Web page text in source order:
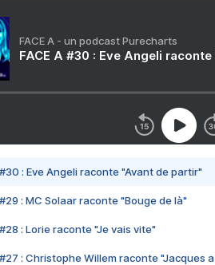
FACE A - un podcast Purecharts
FACE A #30 : Eve Angeli
#30 : Eve Angeli raconte "Avant de partir"
#29 : MC Solaar raconte "Bouge de là"
#28 : Lorie raconte "Je vais vite"
#27 : Christophe Willem raconte "Jacques